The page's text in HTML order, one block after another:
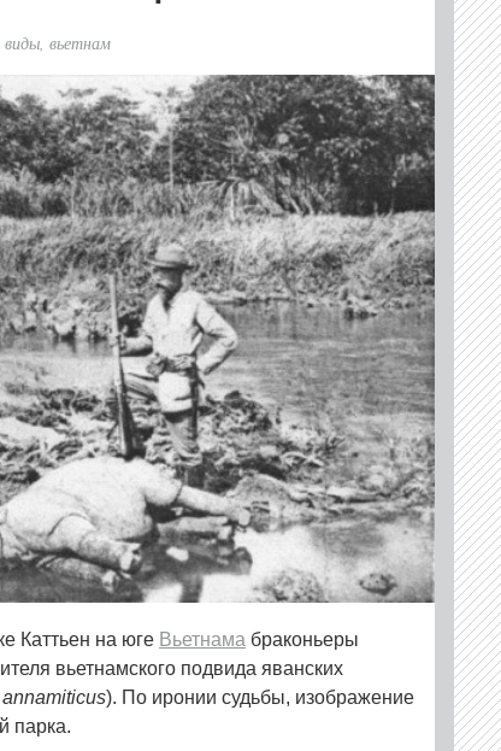
вьетнам
Каттьен на юге Вьетнама браконьеры
вьетнамского подвида яванских
). По иронии судьбы, изображение
парка.